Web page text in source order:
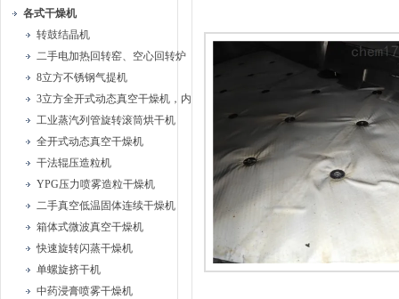
各式干燥机
转鼓结晶机
二手电加热回转窑、空心回转炉
8立方不锈钢气提机
3立方全开式动态真空干燥机，内部耙式搅拌
工业蒸汽列管旋转滚筒烘干机
全开式动态真空干燥机
干法辊压造粒机
YPG压力喷雾造粒干燥机
二手真空低温固体连续干燥机
箱体式微波真空干燥机
快速旋转闪蒸干燥机
单螺旋挤干机
中药浸膏喷雾干燥机